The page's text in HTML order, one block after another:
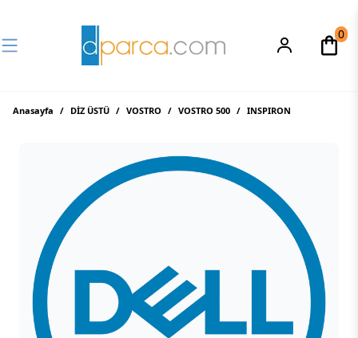
0
Anasayfa / DİZ ÜSTÜ / VOSTRO / VOSTRO 500 / INSPIRON